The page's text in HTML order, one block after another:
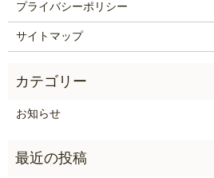
プライバシーポリシー
サイトマップ
お知らせ